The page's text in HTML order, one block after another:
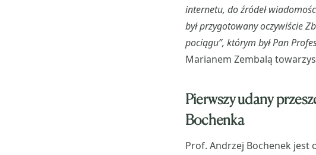
internetu, do źródeł
był przygotowany oczywiście
pociągu”, którym był Pan
Marianem Zembalą
Pierwszy udany
Bochenka
Prof. Andrzej Bochenek